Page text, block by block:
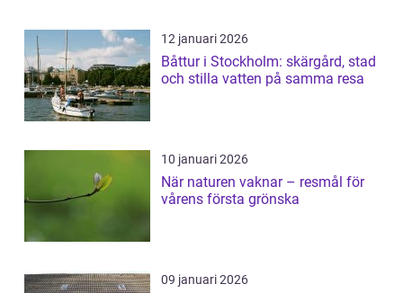
12 januari 2026
Båttur i Stockholm: skärgård, stad
och stilla vatten på samma resa
10 januari 2026
När naturen vaknar – resmål för
vårens första grönska
09 januari 2026